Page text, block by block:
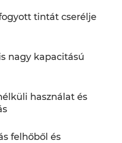
tintát cserélje
nagy kapacitású
használat és
felhőből és